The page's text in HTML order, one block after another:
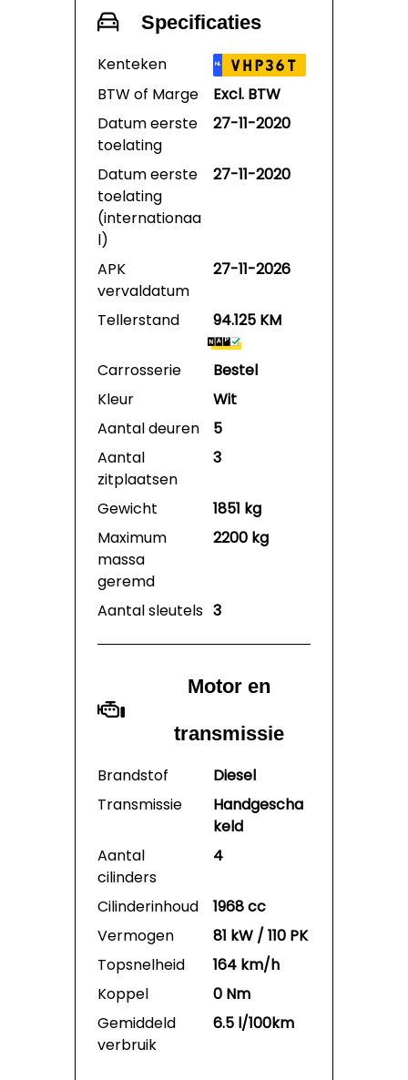
eurt en 12
maanden
Autotrust
uitgebreide
garantie. Prijs is
995,- euro excl.
btw.
Specificaties
Kenteken NL VHP36T
BTW of Marge
Excl. BTW
Datum eerste
toelating
27-11-2020
Datum eerste
toelating
(internationaa
l)
27-11-2020
APK
vervaldatum
27-11-2026
Tellerstand 94.125 KM
Carrosserie
Bestel
Kleur
Wit
Aantal deuren
5
Aantal
zitplaatsen
3
Gewicht
1851 kg
Maximum
massa
geremd
2200 kg
Aantal sleutels 3
Motor en
transmissie
Brandstof
Diesel
Transmissie
Handgescha
keld
Aantal
cilinders
4
Cilinderinhoud
1968 cc
Vermogen
81 kW / 110 PK
Topsnelheid
164 km/h
Koppel
0 Nm
Gemiddeld
verbruik
6.5 l/100km